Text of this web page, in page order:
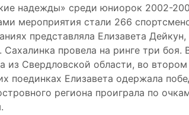
надежды» среди юниорок 2002-
мероприятия стали 266
представляла Елизавета
Сахалинка провела на ринге три боя.
из Свердловской области, во
поединках Елизавета одержала
региона проиграла по